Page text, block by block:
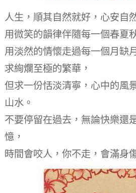
人生，順其自然就好，心安自
用微笑的韻律伴隨每一個春夏
用淡然的情懷走過每一個月缺
求絢爛至極的繁華，
但求一份恬淡清寧，心中的風
山水。
不要停留在過去，無論快樂還
憶，
時間會咬人，你不走，會滿身